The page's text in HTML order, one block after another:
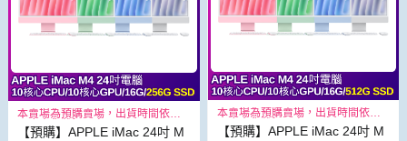
本賣場為預購賣場，出貨時間依照
原廠出貨狀況而定
【預購】APPLE iMac 24吋 M
本賣場為預購賣場，出貨時間依照
原廠出貨狀況而定
【預購】APPLE iMac 24吋 M